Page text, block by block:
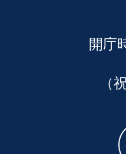
開庁
（